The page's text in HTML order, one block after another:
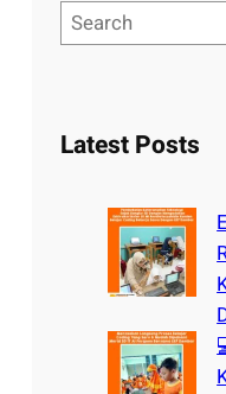
e
cLatest Posts